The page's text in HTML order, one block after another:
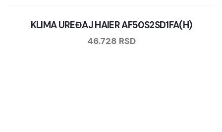
KLIMA UREĐAJ HAIER AF50S2SD1FA(H)
46.728 RSD